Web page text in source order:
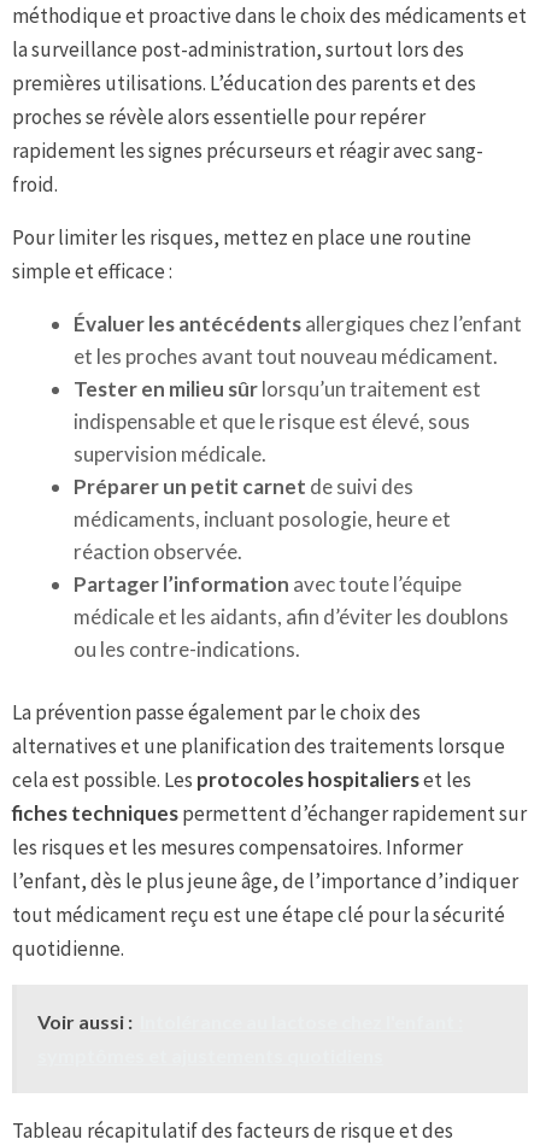
méthodique et proactive dans le choix des médicaments et
la surveillance post-administration, surtout lors des
premières utilisations. L’éducation des parents et des
proches se révèle alors essentielle pour repérer
rapidement les signes précurseurs et réagir avec sang-
froid.
Pour limiter les risques, mettez en place une routine
simple et efficace :
Évaluer les antécédentsallergiques chez l’enfant
et les proches avant tout nouveau médicament.
Tester en milieu sûrlorsqu’un traitement est
indispensable et que le risque est élevé, sous
supervision médicale.
Préparer un petit carnet de suivi des
médicaments, incluant posologie, heure et
réaction observée.
Partager l’information avec toute l’équipe
médicale et les aidants, afin d’éviter les doublons
ou les contre-indications.
La prévention passe également par le choix des
alternatives et une planification des traitements lorsque
cela est possible. Les protocoles hospitalierset les
fiches techniquespermettent d’échanger rapidement sur
les risques et les mesures compensatoires. Informer
l’enfant, dès le plus jeune âge, de l’importance d’indiquer
tout médicament reçu est une étape clé pour la sécurité
quotidienne.
Voir aussi :
Tableau récapitulatif des facteurs de risque et des